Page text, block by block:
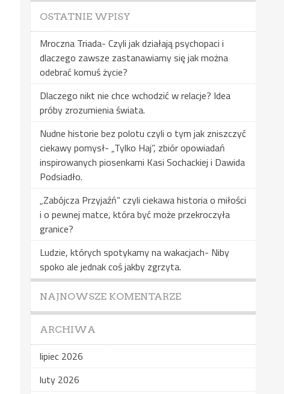
OSTATNIE WPISY
Mroczna Triada- Czyli jak działają psychopaci i
dlaczego zawsze zastanawiamy się jak można
odebrać komuś życie?
Dlaczego nikt nie chce wchodzić w relacje? Idea
próby zrozumienia świata.
Nudne historie bez polotu czyli o tym jak zniszczyć
ciekawy pomysł- „Tylko Haj”, zbiór opowiadań
inspirowanych piosenkami Kasi Sochackiej i Dawida
Podsiadło.
„Zabójcza Przyjaźń” czyli ciekawa historia o miłości
i o pewnej matce, która być może przekroczyła
granice?
Ludzie, których spotykamy na wakacjach- Niby
spoko ale jednak coś jakby zgrzyta.
NAJNOWSZE KOMENTARZE
ARCHIWA
lipiec 2026
luty 2026